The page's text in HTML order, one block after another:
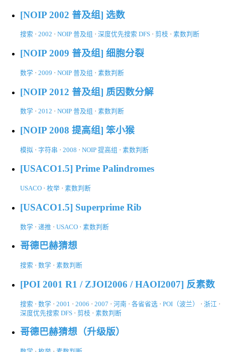
[NOIP 2002 普及组] 选数
搜索 · 2002 · NOIP 普及组 · 深度优先搜索 DFS · 剪枝 · 素数判断
[NOIP 2009 普及组] 细胞分裂
数学 · 2009 · NOIP 普及组 · 素数判断
[NOIP 2012 普及组] 质因数分解
数学 · 2012 · NOIP 普及组 · 素数判断
[NOIP 2008 提高组] 笨小猴
模拟 · 字符串 · 2008 · NOIP 提高组 · 素数判断
[USACO1.5] Prime Palindromes
USACO · 枚举 · 素数判断
[USACO1.5] Superprime Rib
数学 · 递推 · USACO · 素数判断
哥德巴赫猜想
搜索 · 数学 · 素数判断
[POI 2001 R1 / ZJOI2006 / HAOI2007] 反素数
搜索 · 数学 · 2001 · 2006 · 2007 · 河南 · 各省省选 · POI（波兰） · 浙江 ·
深度优先搜索 DFS · 剪枝 · 素数判断
哥德巴赫猜想（升级版）